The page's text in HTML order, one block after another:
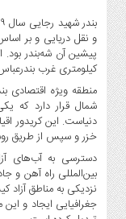
و
خودرو
استارت
آپ
و
فن
آوری
بانک
،
بیمه
و
و نقل دریایی و بر
کیلومتری غرب
منطقه ویژه اقتصادی
شمال قرار دارد که
دنیاست. این کریدور
خزر و سپس از طریق
دسترسی به آب‌های
بین‌المللی راه آهن و
نزدیکی به مناطق
جغرافیایی ایجاد و